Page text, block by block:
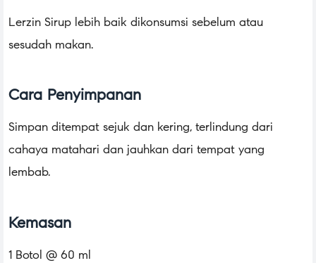
Lerzin Sirup lebih baik dikonsumsi sebelum atau
sesudah makan.
Cara Penyimpanan
Simpan ditempat sejuk dan kering, terlindung dari
cahaya matahari dan jauhkan dari tempat yang
lembab.
Kemasan
1 Botol @ 60 ml